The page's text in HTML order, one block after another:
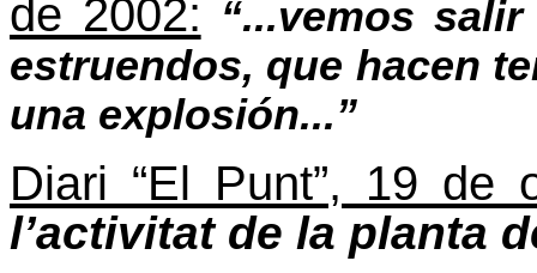
de 2002: “...vemos
estruendos, que hacen
una explosión...”
Diari “El Punt”, 19 de
l’activitat de la planta